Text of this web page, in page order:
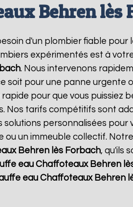
Behren lès
d'un plombier fiable pour
expérimentés est à
. Nous intervenons
soit pour une panne urgente
pour que vous puissiez
Nos tarifs compétitifs sont
solutions personnalisées pour
ou un immeuble collectif.
Behren lès Forbach, qu'ils
eau Chaffoteaux Behren
eau Chaffoteaux Behren